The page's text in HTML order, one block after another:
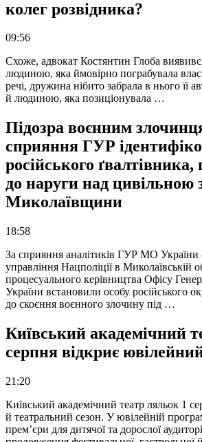
колег розвідника?
09:56
Схоже, адвокат Костянтин Глоба
людиною, яка ймовірно пограбувала
речі, дружина нібито забрала в нього її
й людиною, яка позиціонувала …
Підозра воєнним
сприяння ГУР
російського ґвалтівника,
до наруги над цивільною
Миколаївщини
18:58
За сприяння аналітиків ГУР МО України
управління Нацполіції в Миколаївській
процесуального керівництва Офісу
України встановили особу російського
до скоєння воєнного злочину під …
Київський академічний
серпня відкриє
21:20
Київський академічний театр ляльок 1
й театральний сезон. У ювілейній
прем’єри для дитячої та дорослої